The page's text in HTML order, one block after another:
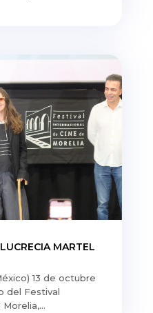
MARTEL
13 de octubre
del Festival